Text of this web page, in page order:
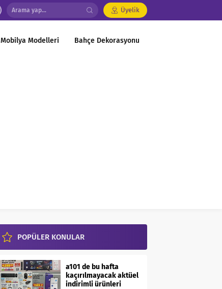
Üyelik
Mobilya Modelleri Bahçe Dekorasyonu
POPÜLER KONULAR
a101 de bu hafta
kaçırılmayacak aktüel
indirimli ürünleri